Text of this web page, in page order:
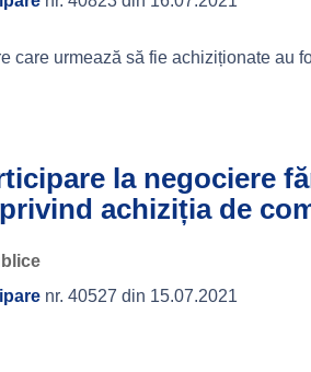
care urmează să fie achiziționate au
la negociere
achiziția de
nr. 40527 din 15.07.2021